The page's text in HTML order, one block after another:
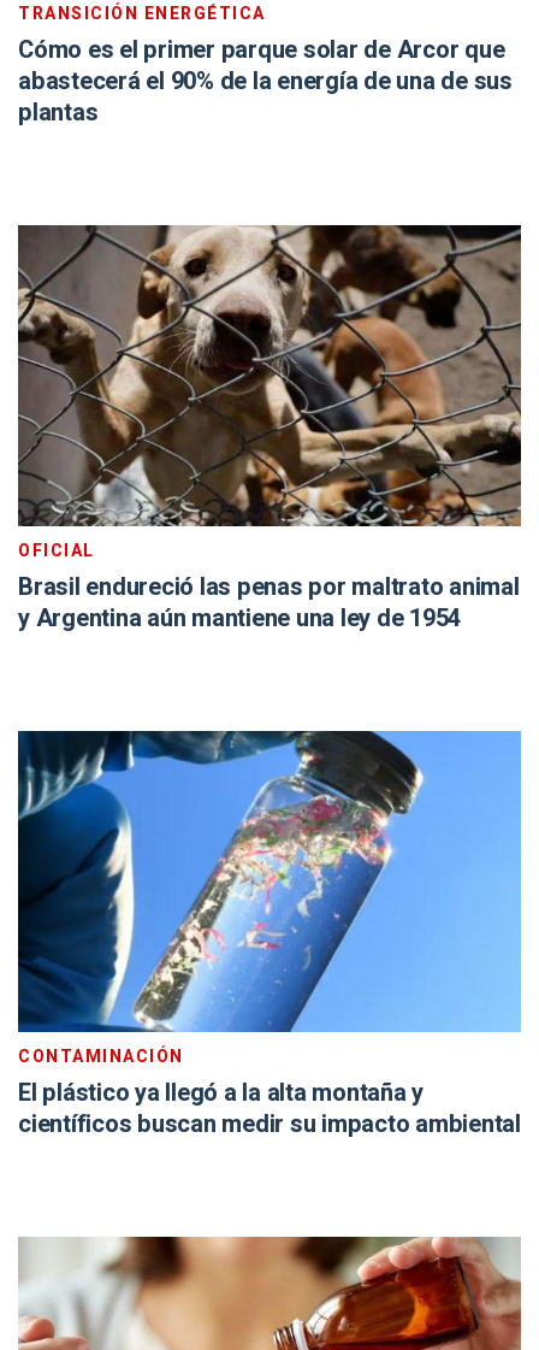
TRANSICIÓN ENERGÉTICA
Cómo es el primer parque solar de Arcor que
abastecerá el 90% de la energía de una de sus
plantas
OFICIAL
Brasil endureció las penas por maltrato animal
y Argentina aún mantiene una ley de 1954
CONTAMINACIÓN
El plástico ya llegó a la alta montaña y
científicos buscan medir su impacto ambiental